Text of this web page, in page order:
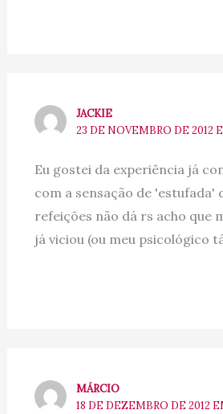
JACKIE
23 DE NOVEMBRO DE 2012
Eu gostei da experiência já
com a sensação de 'estufada'
refeições não dá rs acho que
já viciou (ou meu psicológico
MÁRCIO
18 DE DEZEMBRO DE 2012